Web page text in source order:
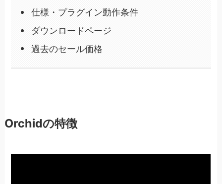
仕様・プラグイン動作条件
ダウンロードページ
過去のセール価格
Orchidの特徴